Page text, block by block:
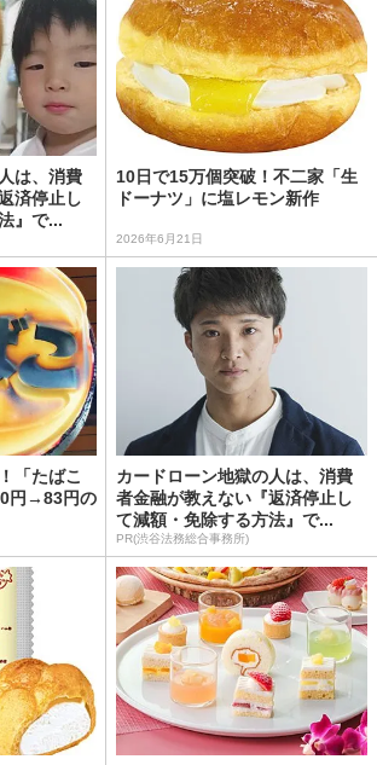
は、消費
済停止し
』で...
10日で15万個突破！不二家「生
ドーナツ」に塩レモン新作
2026年6月21日
「たばこ
円→83円の
カードローン地獄の人は、消費
者金融が教えない『返済停止し
て減額・免除する方法』で...
PR(渋谷法務総合事務所)